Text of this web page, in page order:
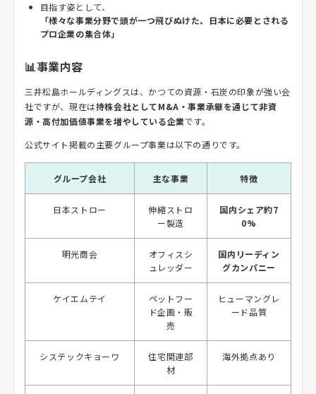
目指す姿として、
「様々な事業分野で頭が一つ飛びぬけた、日本に必要とされる
プロ企業の集合体」
📊事業内容
三井松島ホールディングスは、かつての資源・石炭の印象が強い会
社ですが、現在は持株会社としてM&A・事業承継を通じて非資
源・高付加価値事業を増やしている企業です。
公式サイト掲載の主要グループ事業は以下の通りです。
グループ会社 主な事業 特徴
日本ストロー
伸縮ストロ
ー製造
国内シェア約7
0%
明光商会
オフィスシ
ュレッダー
国内リーディン
グカンパニー
ケイエムテイ
ペットフー
ド企画・販
売
ヒューマングレ
ード品質
システックキョーワ
住宅関連部
材
海外拠点あり